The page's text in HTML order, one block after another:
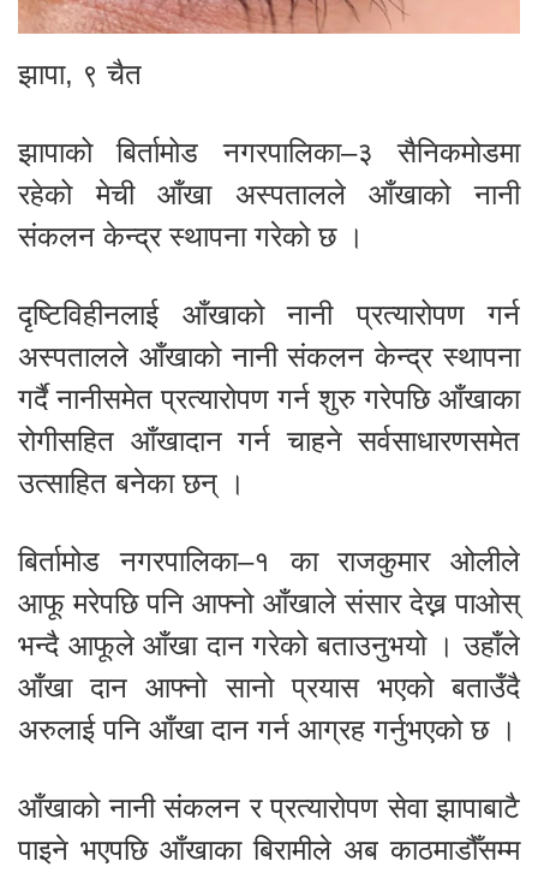
झापा, ९ चैत
झापाको बिर्तामोड नगरपालिका–३ सैनिकमोडमा
रहेको मेची आँखा अस्पतालले आँखाको नानी
संकलन केन्द्र स्थापना गरेको छ ।
दृष्टिविहीनलाई आँखाको नानी प्रत्यारोपण गर्न
अस्पतालले आँखाको नानी संकलन केन्द्र स्थापना
गर्दै नानीसमेत प्रत्यारोपण गर्न शुरु गरेपछि आँखाका
रोगीसहित आँखादान गर्न चाहने सर्वसाधारणसमेत
उत्साहित बनेका छन् ।
बिर्तामोड नगरपालिका–१ का राजकुमार ओलीले
आफू मरेपछि पनि आफ्नो आँखाले संसार देख्न पाओस्
भन्दै आफूले आँखा दान गरेको बताउनुभयो । उहाँले
आँखा दान आफ्नो सानो प्रयास भएको बताउँदै
अरुलाई पनि आँखा दान गर्न आग्रह गर्नुभएको छ ।
आँखाको नानी संकलन र प्रत्यारोपण सेवा झापाबाटै
पाइने भएपछि आँखाका बिरामीले अब काठमाडौँसम्म